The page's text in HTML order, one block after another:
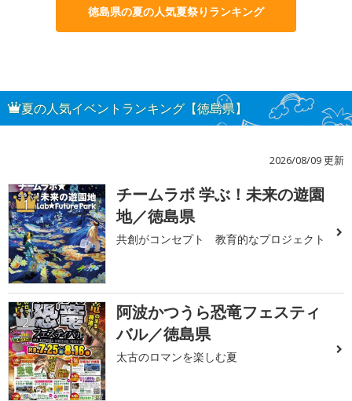
徳島県の夏の人気夏祭りランキング
夏の人気イベントランキング【徳島県】
2026/08/09 更新
1
チームラボ 学ぶ！未来の遊園
地／徳島県
共創がコンセプト 教育的なプロジェクト
2
阿波かつうら恐竜フェスティ
バル／徳島県
太古のロマンを楽しむ夏